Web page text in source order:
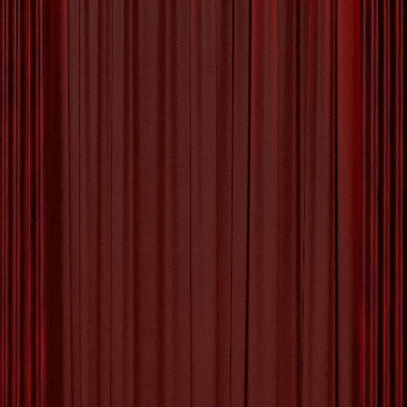
De Kracht van Creatief
Denken: Ontdek Je Creatieve
Potentieel
Het Belang van Creatief Denken: Laat Je
Verbeelding de Vrije Loop Creëren, innoveren,
out-of-the-box denken – allemaal termen die
verwijzen naar het vermogen om creatief te zijn.
Creatief denken is essentieel in zowel
persoonlijke als professionele contexten. Het
stelt ons in staat om problemen op te lossen,
nieuwe ideeën te genereren en originele
oplossingen te
Tagged with:
creatief